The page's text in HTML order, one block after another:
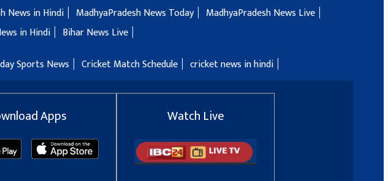
News in Hindi MadhyaPradesh News Today
MadhyaPradesh News Live
in Hindi Bihar News Live
Sports News Cricket Match Schedule cricket news in hindi
Apps Watch Live